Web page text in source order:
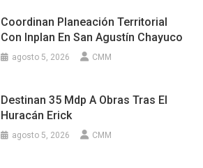
Coordinan Planeación Territorial
Con Inplan En San Agustín Chayuco
agosto 5, 2026 CMM
Destinan 35 Mdp A Obras Tras El
Huracán Erick
agosto 5, 2026 CMM